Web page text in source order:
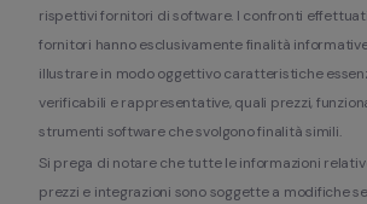
rispettivi fornitori di software. I confronti
fornitori hanno esclusivamente finalità
illustrare in modo oggettivo caratteristiche
verificabili e rappresentative, quali prezzi,
strumenti software che svolgono finalità simili.
Si prega di notare che tutte le informazioni
prezzi e integrazioni sono soggette a modifiche